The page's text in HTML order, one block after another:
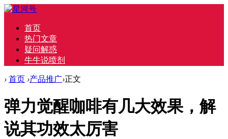
首页
热门文章
疑问解惑
牛牛说喷剂
› 首页 ›产品推广›正文
弹力觉醒咖啡有几大效果，解
说其功效太厉害